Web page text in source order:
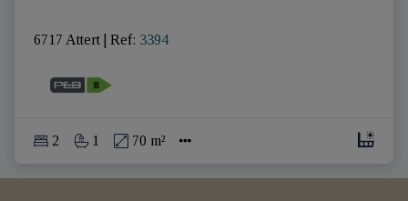
6717 Attert Ref: 3394
2 1 70 m²